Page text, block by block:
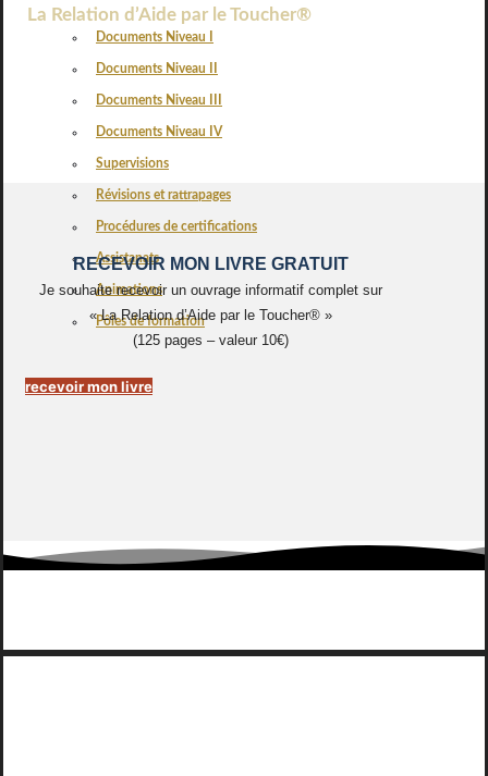
Documents Niveau I
Documents Niveau II
Documents Niveau III
Documents Niveau IV
Supervisions
Révisions et rattrapages
Procédures de certifications
Assistanats
Animations
Pôles de formation
La Relation d’Aide par le Toucher®
RECEVOIR MON LIVRE GRATUIT
Je souhaite recevoir un ouvrage informatif complet sur
« La Relation d’Aide par le Toucher® »
(125 pages – valeur 10€)
recevoir mon livre